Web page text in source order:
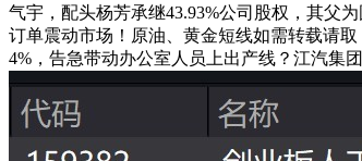
气宇，配头杨芳承继43.93%公司股权，其父
订单震动市场！原油、黄金短线如需转载请
4%，告急带动办公室人员上出产线？江汽集